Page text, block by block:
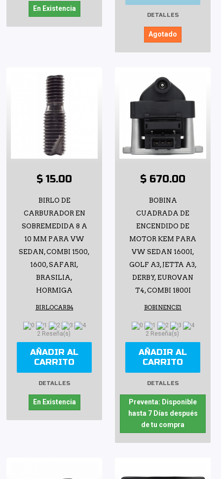
En Existencia
DETALLES
Agotado
$ 15.00
BIRLO DE
CARBURADOR EN
SOBREMEDIDA 8 A
10 MM PARA VW
SEDAN, COMBI 1500,
1600, SAFARI,
BRASILIA,
HORMIGA
BIRLOCARB4
2 Reseña(s)
AÑADIR AL
CARRITO
DETALLES
En Existencia
$ 670.00
BOBINA
CUADRADA DE
ENCENDIDO DE
MOTOR KEM PARA
VW SEDAN 1600I,
GOLF A3, JETTA A3,
DERBY, EUROVAN
T4, COMBI 1800I
BOBINENCE1
2 Reseña(s)
AÑADIR AL
CARRITO
DETALLES
Preventa: Disponible
hasta 7 Días después
de tu compra